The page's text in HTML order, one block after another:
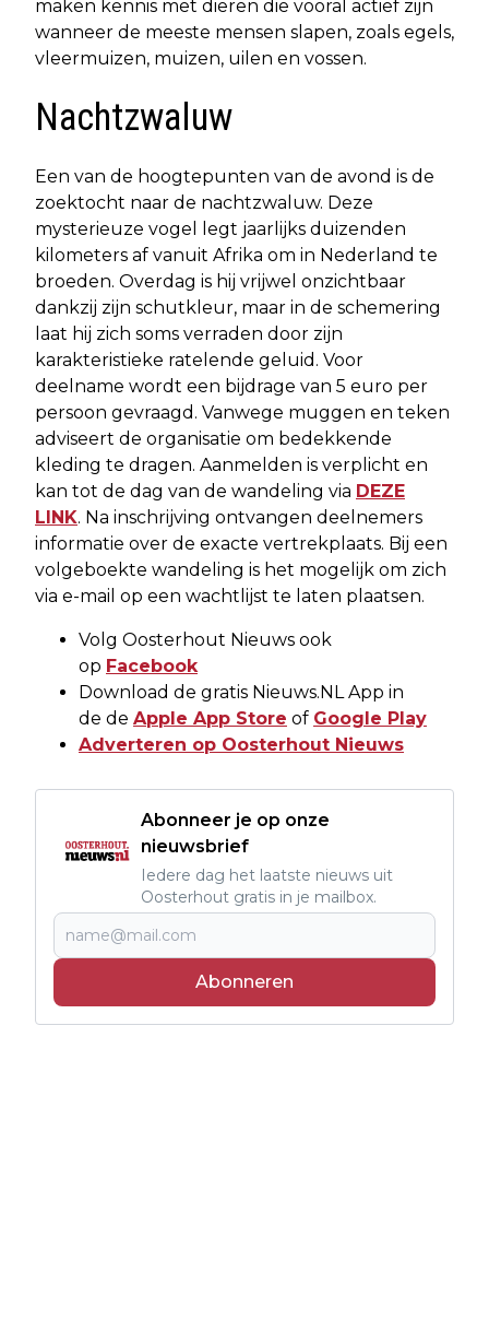
maken kennis met dieren die vooral actief zijn
wanneer de meeste mensen slapen, zoals egels,
vleermuizen, muizen, uilen en vossen.
Nachtzwaluw
Een van de hoogtepunten van de avond is de
zoektocht naar de nachtzwaluw. Deze
mysterieuze vogel legt jaarlijks duizenden
kilometers af vanuit Afrika om in Nederland te
broeden. Overdag is hij vrijwel onzichtbaar
dankzij zijn schutkleur, maar in de schemering
laat hij zich soms verraden door zijn
karakteristieke ratelende geluid. Voor
deelname wordt een bijdrage van 5 euro per
persoon gevraagd. Vanwege muggen en teken
adviseert de organisatie om bedekkende
kleding te dragen. Aanmelden is verplicht en
kan tot de dag van de wandeling via DEZE
LINK. Na inschrijving ontvangen deelnemers
informatie over de exacte vertrekplaats. Bij een
volgeboekte wandeling is het mogelijk om zich
via e-mail op een wachtlijst te laten plaatsen.
Volg Oosterhout Nieuws ook
op Facebook
Download de gratis Nieuws.NL App in
de de Apple App Store of Google Play
Adverteren op Oosterhout Nieuws
Abonneer je op onze
nieuwsbrief
Iedere dag het laatste nieuws uit
Oosterhout gratis in je mailbox.
Abonneren